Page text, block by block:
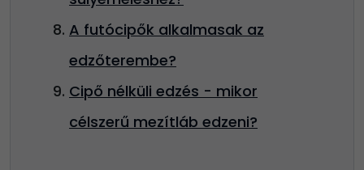
A futócipők alkalmasak az
edzőterembe?
Cipő nélküli edzés - mikor
célszerű mezítláb edzeni?